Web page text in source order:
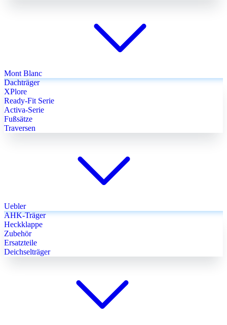
Mont Blanc
Dachträger
XPlore
Ready-Fit Serie
Activa-Serie
Fußsätze
Traversen
Uebler
AHK-Träger
Heckklappe
Zubehör
Ersatzteile
Deichselträger